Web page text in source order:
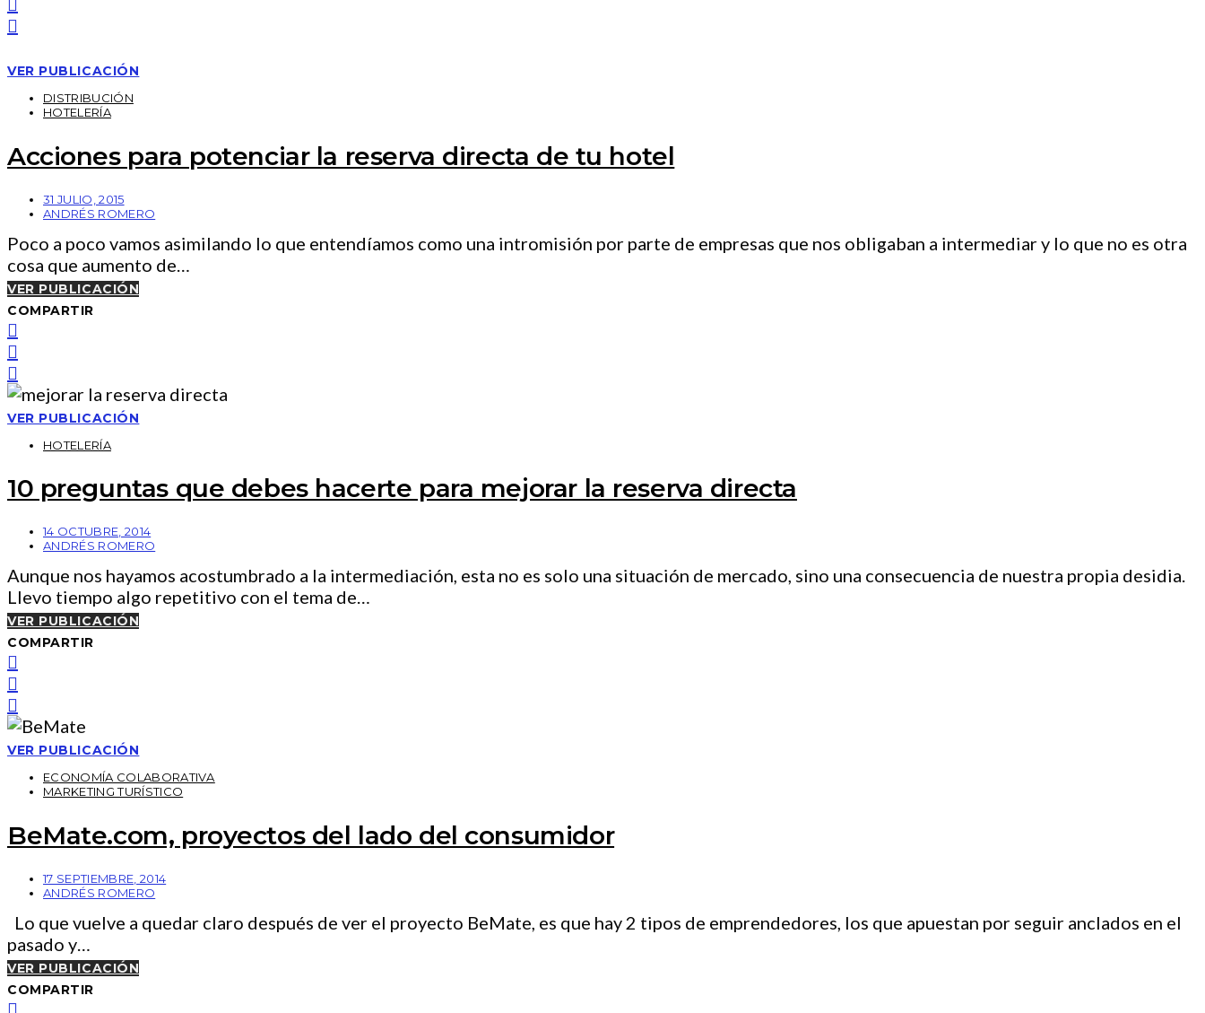
VER PUBLICACIÓN
DISTRIBUCIÓN
HOTELERÍA
Acciones para potenciar la reserva directa de tu hotel
31 JULIO, 2015
ANDRÉS ROMERO
Poco a poco vamos asimilando lo que entendíamos como una intromisión por parte de empresas que nos obligaban a intermediar y lo que no es otra
cosa que aumento de…
VER PUBLICACIÓN
COMPARTIR
VER PUBLICACIÓN
HOTELERÍA
10 preguntas que debes hacerte para mejorar la reserva directa
14 OCTUBRE, 2014
ANDRÉS ROMERO
Aunque nos hayamos acostumbrado a la intermediación, esta no es solo una situación de mercado, sino una consecuencia de nuestra propia desidia.
Llevo tiempo algo repetitivo con el tema de…
VER PUBLICACIÓN
COMPARTIR
VER PUBLICACIÓN
ECONOMÍA COLABORATIVA
MARKETING TURÍSTICO
BeMate.com, proyectos del lado del consumidor
17 SEPTIEMBRE, 2014
ANDRÉS ROMERO
Lo que vuelve a quedar claro después de ver el proyecto BeMate, es que hay 2 tipos de emprendedores, los que apuestan por seguir anclados en el
pasado y…
VER PUBLICACIÓN
COMPARTIR